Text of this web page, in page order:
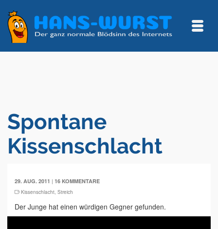
Spontane
Kissenschlacht
29. AUG. 2011 | 16 KOMMENTARE
Kissenschlacht, Streich
Der Junge hat einen würdigen Gegner gefunden.